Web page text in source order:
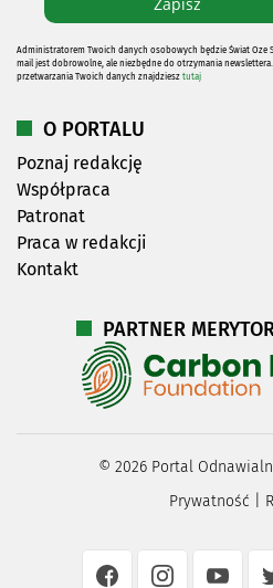
Administratorem Twoich danych osobowych będzie Świat Oze
mail jest dobrowolne, ale niezbędne do otrzymania newslettera.
przetwarzania Twoich danych znajdziesz tutaj
O PORTALU
Poznaj redakcję
Współpraca
Patronat
Praca w redakcji
Kontakt
PARTNER
© 2026Portal
Prywatność